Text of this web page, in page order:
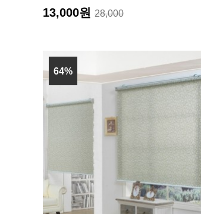
13,000원 28,000
64%